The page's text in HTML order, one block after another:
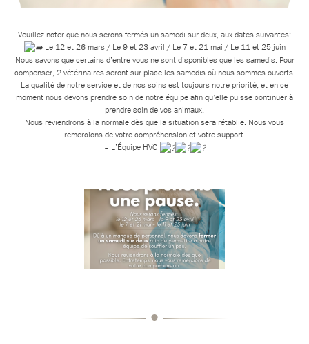
Veuillez noter que nous serons fermés un samedi sur deux, aux dates suivantes:
Le 12 et 26 mars / Le 9 et 23 avril / Le 7 et 21 mai / Le 11 et 25 juin
Nous savons que certains d’entre vous ne sont disponibles que les samedis. Pour
compenser, 2 vétérinaires seront sur place les samedis où nous sommes ouverts.
La qualité de notre service et de nos soins est toujours notre priorité, et en ce
moment nous devons prendre soin de notre équipe afin qu’elle puisse continuer à
prendre soin de vos animaux.
Nous reviendrons à la normale dès que la situation sera rétablie. Nous vous
remercions de votre compréhension et votre support.
– L’Équipe HVO
•